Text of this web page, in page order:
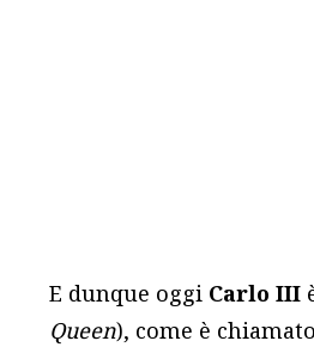
E dunque oggi Carlo III
Queen), come è